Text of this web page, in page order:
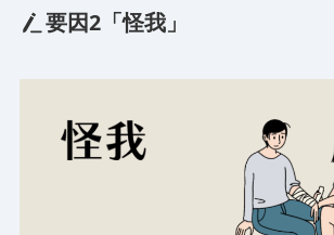
要因2「怪我」